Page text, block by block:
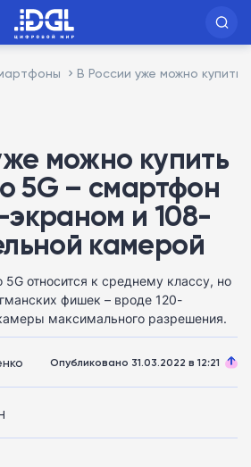
В России уже можно купить
можно купить
5G – смартфон
экраном и 108-
камерой
относится к среднему классу, но
фишек – вроде 120-
максимального разрешения.
Опубликовано 31.03.2022 в 12:21